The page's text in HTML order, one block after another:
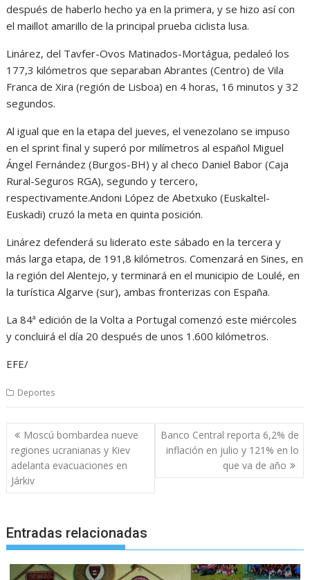
después de haberlo hecho ya en la primera, y se hizo así con
el maillot amarillo de la principal prueba ciclista lusa.
Linárez, del Tavfer-Ovos Matinados-Mortágua, pedaleó los
177,3 kilómetros que separaban Abrantes (Centro) de Vila
Franca de Xira (región de Lisboa) en 4 horas, 16 minutos y 32
segundos.
Al igual que en la etapa del jueves, el venezolano se impuso
en el sprint final y superó por milímetros al español Miguel
Ángel Fernández (Burgos-BH) y al checo Daniel Babor (Caja
Rural-Seguros RGA), segundo y tercero,
respectivamente.Andoni López de Abetxuko (Euskaltel-
Euskadi) cruzó la meta en quinta posición.
Linárez defenderá su liderato este sábado en la tercera y
más larga etapa, de 191,8 kilómetros. Comenzará en Sines, en
la región del Alentejo, y terminará en el municipio de Loulé, en
la turística Algarve (sur), ambas fronterizas con España.
La 84ª edición de la Volta a Portugal comenzó este miércoles
y concluirá el día 20 después de unos 1.600 kilómetros.
EFE/
Deportes
Navegación
de
entradas
Moscú bombardea nueve
regiones ucranianas y Kiev
adelanta evacuaciones en
Járkiv
Banco Central reporta 6,2% de
inflación en julio y 121% en lo
que va de año
Entradas relacionadas